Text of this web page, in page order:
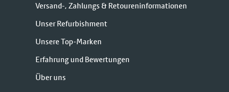
Versand-, Zahlungs & Retoureninformationen
Unser Refurbishment
Unsere Top-Marken
Erfahrung und Bewertungen
Über uns